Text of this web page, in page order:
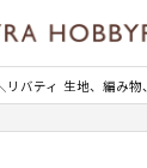
リバティ 生地、編み物